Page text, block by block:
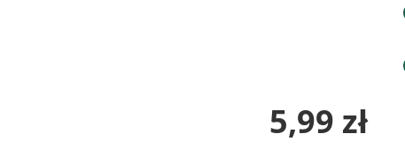
5,99 zł